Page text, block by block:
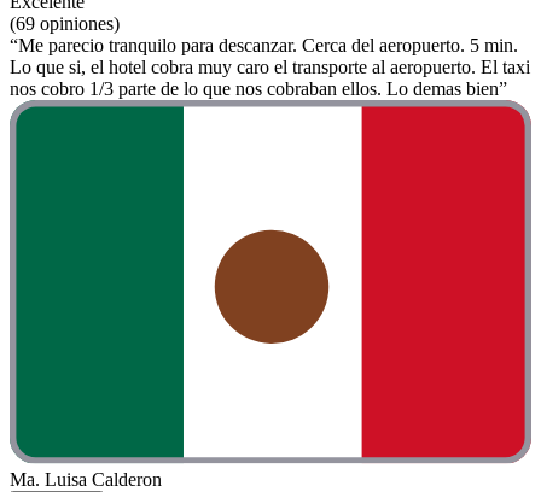
(69 opiniones)
“Me parecio tranquilo para descanzar. Cerca del aeropuerto. 5 min.
Lo que si, el hotel cobra muy caro el transporte al aeropuerto. El taxi
nos cobro 1/3 parte de lo que nos cobraban ellos. Lo demas bien”
Ma. Luisa Calderon